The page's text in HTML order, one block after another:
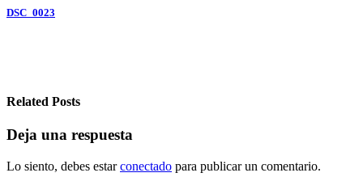
Navegación
DSC_0023
Related Posts
Deja una respuesta
Lo siento, debes estarconectado para publicar un comentario.